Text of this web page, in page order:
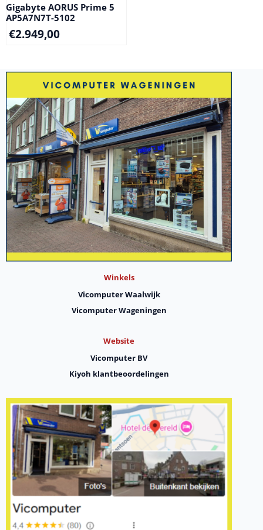
Gigabyte AORUS Prime 5
AP5A7N7T-5102
€2.949,00
Winkels
Vicomputer Waalwijk
Vicomputer Wageningen
Website
Vicomputer BV
Kiyoh klantbeoordelingen